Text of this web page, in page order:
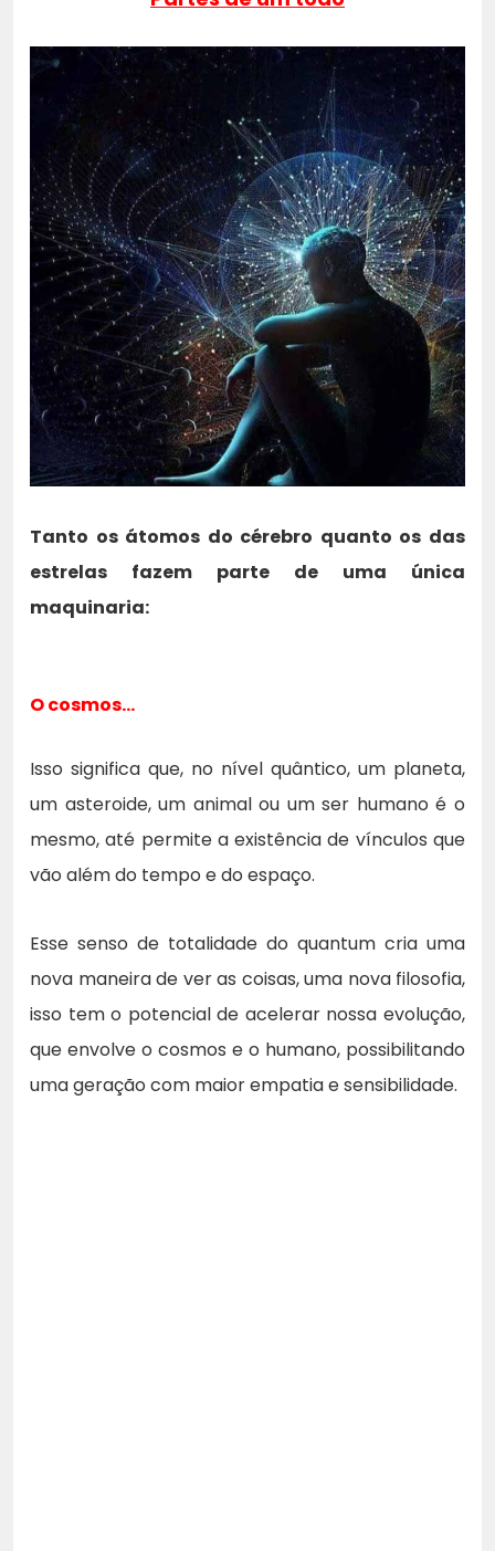
Tanto os átomos do cérebro quanto os das
estrelas fazem parte de uma única
maquinaria:
O cosmos…
Isso significa que, no nível quântico, um planeta,
um asteroide, um animal ou um ser humano é o
mesmo, até permite a existência de vínculos que
vão além do tempo e do espaço.
Esse senso de totalidade do quantum cria uma
nova maneira de ver as coisas, uma nova filosofia,
isso tem o potencial de acelerar nossa evolução,
que envolve o cosmos e o humano, possibilitando
uma geração com maior empatia e sensibilidade.